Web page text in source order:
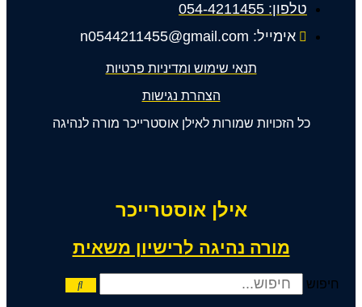
טלפון: 054-4211455
אימייל: n0544211455@gmail.com
תנאי שימוש ומדיניות פרטיות
הצהרת נגישות
כל הזכויות שמורות לאילן אוסטרייכר מורה לנהיגה
אילן אוסטרייכר
מורה נהיגה לרישיון משאית
חיפוש